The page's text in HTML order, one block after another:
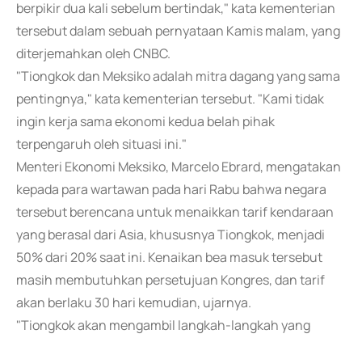
berpikir dua kali sebelum bertindak," kata kementerian
tersebut dalam sebuah pernyataan Kamis malam, yang
diterjemahkan oleh CNBC.
"Tiongkok dan Meksiko adalah mitra dagang yang sama
pentingnya," kata kementerian tersebut. "Kami tidak
ingin kerja sama ekonomi kedua belah pihak
terpengaruh oleh situasi ini."
Menteri Ekonomi Meksiko, Marcelo Ebrard, mengatakan
kepada para wartawan pada hari Rabu bahwa negara
tersebut berencana untuk menaikkan tarif kendaraan
yang berasal dari Asia, khususnya Tiongkok, menjadi
50% dari 20% saat ini. Kenaikan bea masuk tersebut
masih membutuhkan persetujuan Kongres, dan tarif
akan berlaku 30 hari kemudian, ujarnya.
"Tiongkok akan mengambil langkah-langkah yang